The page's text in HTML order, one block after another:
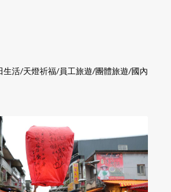
生活/天燈祈福/員工旅遊/團體旅遊/國內